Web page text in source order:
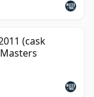
(cask